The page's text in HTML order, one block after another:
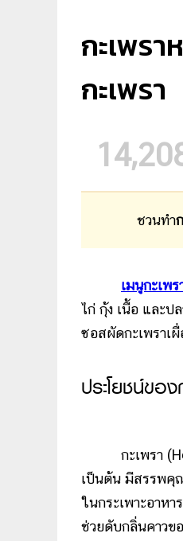
กะเพร
กะเพรา
ชวนทำ
เมนูกะเพร
ไก่ กุ้ง เนื้อ และป
ซอสผัดกะเพราเ
ประโยชน์ของ
กะเพรา
เป็นต้น มีสรรพคุ
ในกระเพาะอาห
ช่วยดับกลิ่นคาวข